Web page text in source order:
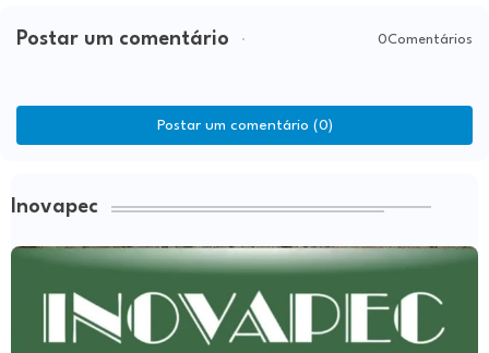
Postar um comentário 0Comentários
Postar um comentário (0)
Inovapec